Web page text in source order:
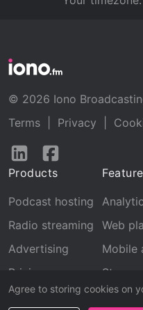
Agree to storing cookies on
© 2026 Iono
Terms
Privacy
Follow
LinkedInFacebook
Products
Podcast hosting
Radio streaming
Advertising
Pricing
Web
Mobile
Stream